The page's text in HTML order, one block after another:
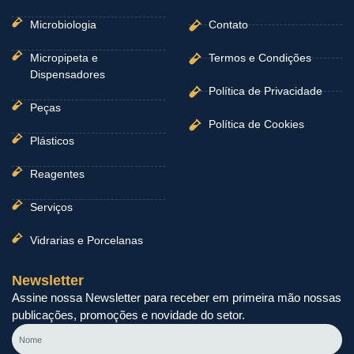
Microbiologia
Micropipeta e
Dispensadores
Peças
Plásticos
Reagentes
Serviços
Vidrarias e Porcelanas
Contato
Termos e Condições
Política de Privacidade
Política de Cookies
Newsletter
Assine nossa Newsletter para receber em primeira mão nossas
publicações, promoções e novidade do setor.
Nome